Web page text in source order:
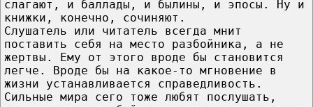
слагают, и баллады, и былины, и эпосы. Ну и
книжки, конечно, сочиняют.
Слушатель или читатель всегда мнит
поставить себя на место разбойника, а не
жертвы. Ему от этого вроде бы становится
легче. Вроде бы на какое-то мгновение в
жизни устанавливается справедливость.
Сильные мира сего тоже любят послушать,